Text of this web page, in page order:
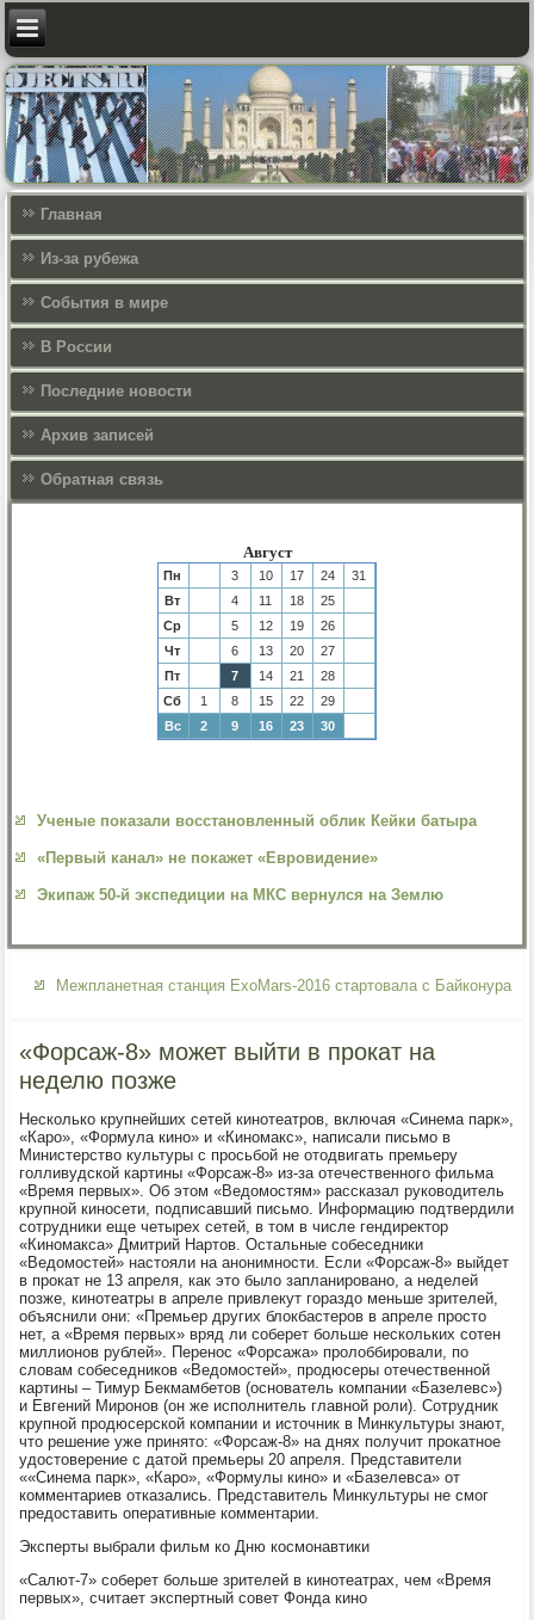
Главная
Из-за рубежа
События в мире
В России
Последние новости
Архив записей
Обратная связь
Август
Пн 3 10 17 24
31
Вт
4 11 18
25
Ср
5 12 19
26
Чт
6 13 20
27
Пт
7 14 21
28
Сб
1 8 15 22
29
Вс
2 9 16 23 30
Ученые показали восстановленный облик Кейки батыра
«Первый канал» не покажет «Евровидение»
Экипаж 50-й экспедиции на МКС вернулся на Землю
Межпланетная станция ExoMars-2016 стартовала с Байконура
«Форсаж-8» может выйти в прокат на
неделю позже
Несколько крупнейших сетей кинотеатров, включая «Синема парк»,
«Каро», «Формула кино» и «Киномакс», написали письмо в
Министерство культуры с просьбой не отодвигать премьеру
голливудской картины «Форсаж-8» из-за отечественного фильма
«Время первых». Об этом «Ведомостям» рассказал руководитель
крупной киносети, подписавший письмо. Информацию подтвердили
сотрудники еще четырех сетей, в том в числе гендиректор
«Киномакса» Дмитрий Нартов. Остальные собеседники
«Ведомостей» настояли на анонимности. Если «Форсаж-8» выйдет
в прокат не 13 апреля, как это было запланировано, а неделей
позже, кинотеатры в апреле привлекут гораздо меньше зрителей,
объяснили они: «Премьер других блокбастеров в апреле просто
нет, а «Время первых» вряд ли соберет больше нескольких сотен
миллионов рублей». Перенос «Форсажа» пролоббировали, по
словам собеседников «Ведомостей», продюсеры отечественной
картины – Тимур Бекмамбетов (основатель компании «Базелевс»)
и Евгений Миронов (он же исполнитель главной роли). Сотрудник
крупной продюсерской компании и источник в Минкультуры знают,
что решение уже принято: «Форсаж-8» на днях получит прокатное
удостоверение с датой премьеры 20 апреля. Представители
««Синема парк», «Каро», «Формулы кино» и «Базелевса» от
комментариев отказались. Представитель Минкультуры не смог
предоставить оперативные комментарии.
Эксперты выбрали фильм ко Дню космонавтики
«Салют-7» соберет больше зрителей в кинотеатрах, чем «Время
первых», считает экспертный совет Фонда кино